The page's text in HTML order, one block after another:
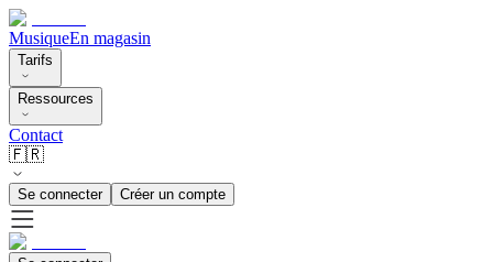
MusiqueEn magasin
Tarifs
Ressources
Contact
🇫🇷
Se connecter Créer un compte